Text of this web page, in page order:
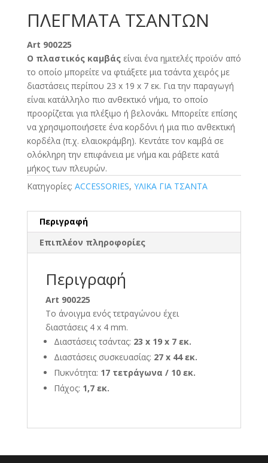
ΠΛΕΓΜΑΤΑ ΤΣΑΝΤΩΝ
Art 900225
Ο πλαστικός καμβάςείναι ένα ημιτελές προϊόν από
το οποίο μπορείτε να φτιάξετε μια τσάντα χειρός με
διαστάσεις περίπου 23 x 19 x 7 εκ. Για την παραγωγή
είναι κατάλληλο πιο ανθεκτικό νήμα, το οποίο
προορίζεται για πλέξιμο ή βελονάκι. Μπορείτε επίσης
να χρησιμοποιήσετε ένα κορδόνι ή μια πιο ανθεκτική
κορδέλα (π.χ. ελαιοκράμβη). Κεντάτε τον καμβά σε
ολόκληρη την επιφάνεια με νήμα και ράβετε κατά
μήκος των πλευρών.
Κατηγορίες: ACCESSORIES, ΥΛΙΚΑ ΓΙΑ ΤΣΑΝΤΑ
Περιγραφή
Επιπλέον πληροφορίες
Περιγραφή
Art 900225
Το άνοιγμα ενός τετραγώνου έχει
διαστάσεις 4 x 4 mm.
Διαστάσεις τσάντας: 23 x 19 x 7 εκ.
Διαστάσεις συσκευασίας: 27 x 44 εκ.
Πυκνότητα: 17 τετράγωνα / 10 εκ.
Πάχος: 1,7 εκ.